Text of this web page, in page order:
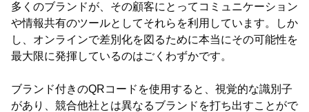
多くのブランドが、その顧客にとってコミュニケーション
や情報共有のツールとしてそれらを利用しています。しか
し、オンラインで差別化を図るために本当にその可能性を
最大限に発揮しているのはごくわずかです。
ブランド付きのQRコードを使用すると、視覚的な識別子
があり、競合他社とは異なるブランドを打ち出すことがで